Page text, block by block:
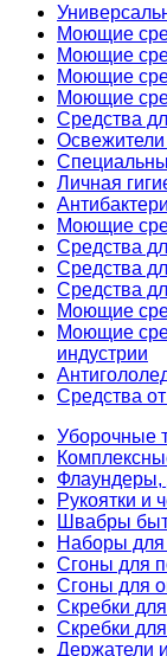
Моющие
Моющие
Моющие
Моющие
Средства
Освежители
Личная
Моющие
Средства
Средства
Средства
Моющие
Моющие
индустрии
Средства
Уборочные
Рукоятки и
Швабры
Наборы для
Сгоны для
Сгоны для
Скребки
Скребки
Держатели